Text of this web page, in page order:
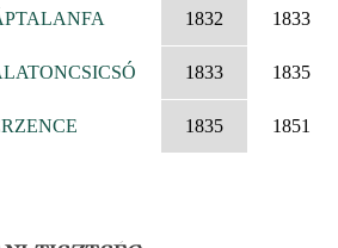
1832 1833
1833 1835
1835 1851